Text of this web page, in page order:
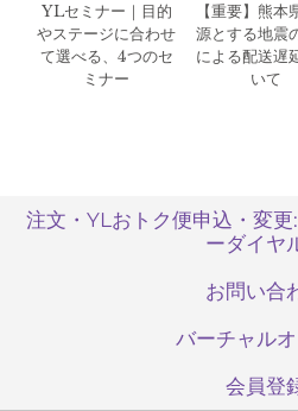
YLセミナー｜目的
やステージに合わせ
て選べる、4つのセ
ミナー
【重要】熊本
源とする地震
による配送遅
いて
注文・YLおトク便申込・変
ーダイヤ
お問い合
バーチャル
会員登